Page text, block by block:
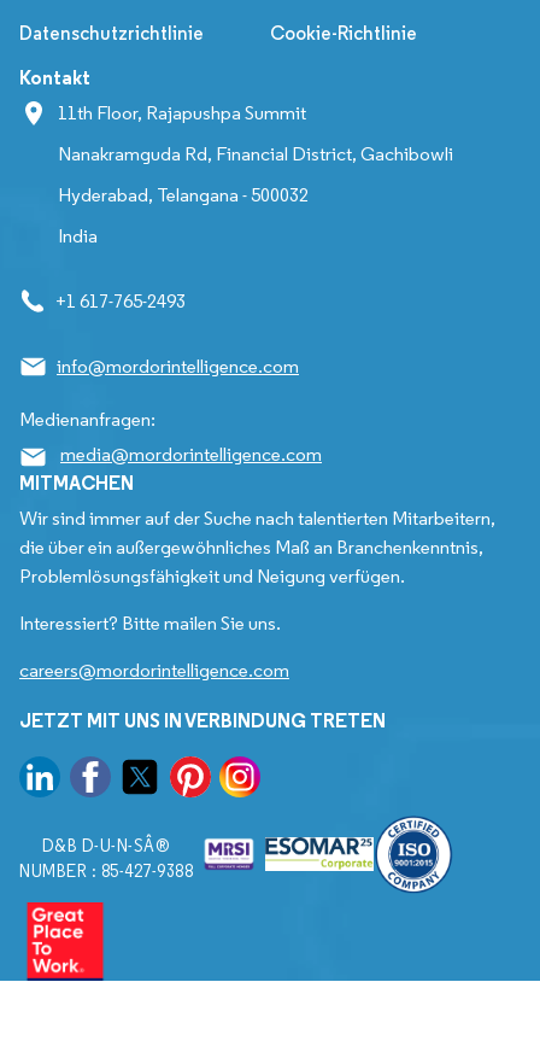
Datenschutzrichtlinie Cookie-Richtlinie
Kontakt
11th Floor, Rajapushpa Summit
Nanakramguda Rd, Financial District, Gachibowli
Hyderabad, Telangana - 500032
India
+1 617-765-2493
info@mordorintelligence.com
Medienanfragen:
media@mordorintelligence.com
MITMACHEN
Wir sind immer auf der Suche nach talentierten Mitarbeitern,
die über ein außergewöhnliches Maß an Branchenkenntnis,
Problemlösungsfähigkeit und Neigung verfügen.
Interessiert? Bitte mailen Sie uns.
careers@mordorintelligence.com
JETZT MIT UNS IN VERBINDUNG TRETEN
D&B D-U-N-SÂ®
NUMBER : 85-427-9388